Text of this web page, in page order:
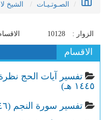
الصـوتـيـات الشيخ
الزوار : 10128
الاقسام
تفسير آيات الحج
١٤٤٥ هـ)
تفسير سورة النجم (١٤٤٦ هـ)